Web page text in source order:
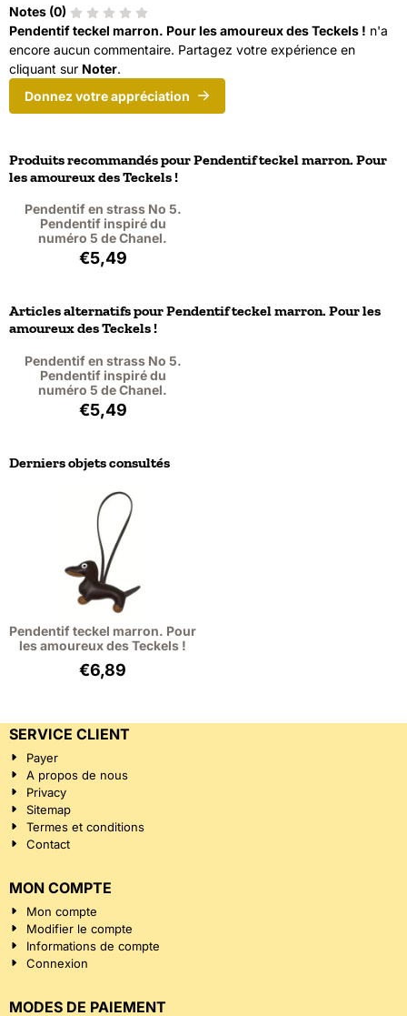
Notes (0)
Pendentif teckel marron. Pour les amoureux des Teckels ! n'a
encore aucun commentaire. Partagez votre expérience en
cliquant sur Noter.
Donnez votre appréciation
Produits recommandés pourPendentif teckel marron. Pour
les amoureux des Teckels !
Pendentif en strass No 5.
Pendentif inspiré du
numéro 5 de Chanel.
Prix: 5,49, hors TVA : 4,54
€5,49
Articles alternatifs pourPendentif teckel marron. Pour les
amoureux des Teckels !
Pendentif en strass No 5.
Pendentif inspiré du
numéro 5 de Chanel.
Prix: 5,49, hors TVA : 4,54
€5,49
Derniers objets consultés
Pendentif teckel marron. Pour
les amoureux des Teckels !
€6,89
SERVICE CLIENT
Payer
A propos de nous
Privacy
Sitemap
Termes et conditions
Contact
MON COMPTE
Mon compte
Modifier le compte
Informations de compte
Connexion
MODES DE PAIEMENT